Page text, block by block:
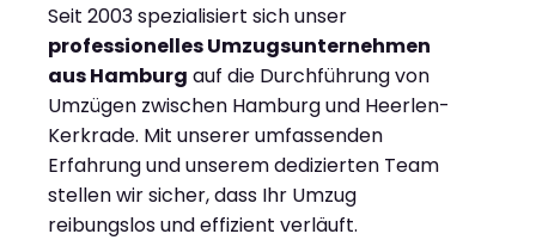
Seit 2003 spezialisiert sich unser
professionelles Umzugsunternehmen
aus Hamburg auf die Durchführung von
Umzügen zwischen Hamburg und Heerlen-
Kerkrade. Mit unserer umfassenden
Erfahrung und unserem dedizierten Team
stellen wir sicher, dass Ihr Umzug
reibungslos und effizient verläuft.